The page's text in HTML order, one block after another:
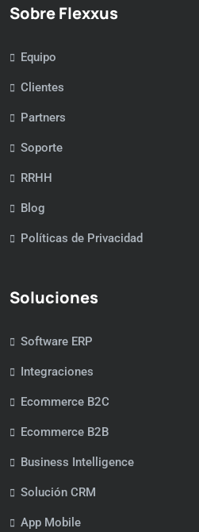
Sobre Flexxus
Equipo
Clientes
Partners
Soporte
RRHH
Blog
Políticas de Privacidad
Soluciones
Software ERP
Integraciones
Ecommerce B2C
Ecommerce B2B
Business Intelligence
Solución CRM
App Mobile